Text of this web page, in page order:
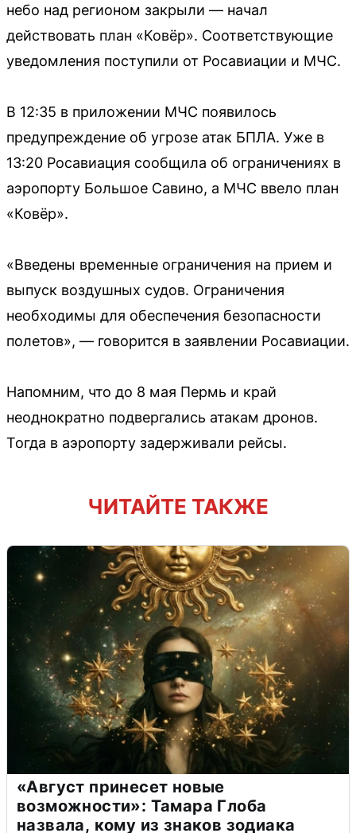
небо над регионом закрыли — начал
действовать план «Ковёр». Соответствующие
уведомления поступили от Росавиации и МЧС.
В 12:35 в приложении МЧС появилось
предупреждение об угрозе атак БПЛА. Уже в
13:20 Росавиация сообщила об ограничениях в
аэропорту Большое Савино, а МЧС ввело план
«Ковёр».
«Введены временные ограничения на прием и
выпуск воздушных судов. Ограничения
необходимы для обеспечения безопасности
полетов», — говорится в заявлении Росавиации.
Напомним, что до 8 мая Пермь и край
неоднократно подвергались атакам дронов.
Тогда в аэропорту задерживали рейсы.
ЧИТАЙТЕ ТАКЖЕ
«Август принесет новые
возможности»: Тамара Глоба
назвала, кому из знаков зодиака